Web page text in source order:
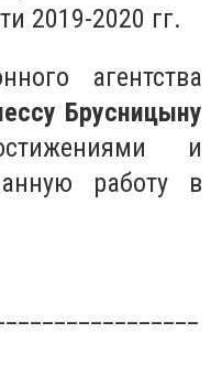
2019-2020 гг.
агентства
Брусницыну
и
работу в